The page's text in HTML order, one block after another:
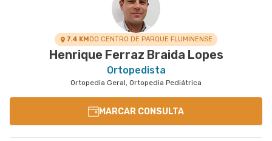
7.4 KMDO CENTRO DE PARQUE FLUMINENSE
Henrique Ferraz Braida Lopes
Ortopedista
Ortopedia Geral, Ortopedia Pediátrica
MARCAR CONSULTA